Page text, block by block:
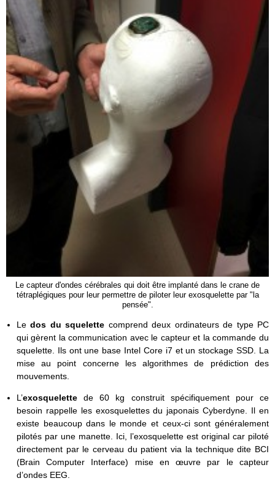
Le capteur d'ondes cérébrales qui doit être implanté dans le crane de
tétraplégiques pour leur permettre de piloter leur exosquelette par "la
pensée".
Ledos du squelette comprend deux ordinateurs de type PC
qui gèrent la communication avec le capteur et la commande du
squelette. Ils ont une base Intel Core i7 et un stockage SSD. La
mise au point concerne les algorithmes de prédiction des
mouvements.
L’exosquelettede 60 kg construit spécifiquement pour ce
besoin rappelle les exosquelettes du japonais Cyberdyne. Il en
existe beaucoup dans le monde et ceux-ci sont généralement
pilotés par une manette. Ici, l’exosquelette est original car piloté
directement par le cerveau du patient via la technique dite BCI
(Brain Computer Interface) mise en œuvre par le capteur
d’ondes EEG.